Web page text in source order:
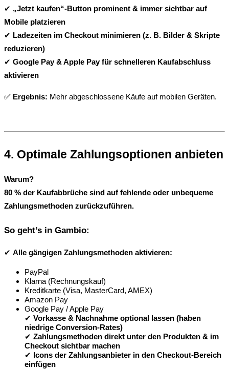
✔ „Jetzt kaufen“-Button prominent & immer sichtbar auf
Mobile platzieren
✔ Ladezeiten im Checkout minimieren (z. B. Bilder & Skripte
reduzieren)
✔ Google Pay & Apple Pay für schnelleren Kaufabschluss
aktivieren
✅ Ergebnis: Mehr abgeschlossene Käufe auf mobilen Geräten.
4. Optimale Zahlungsoptionen anbieten
Warum?
80 % der Kaufabbrüche sind auf fehlende oder unbequeme
Zahlungsmethoden zurückzuführen.
So geht’s in Gambio:
✔ Alle gängigen Zahlungsmethoden aktivieren:
PayPal
Klarna (Rechnungskauf)
Kreditkarte (Visa, MasterCard, AMEX)
Amazon Pay
Google Pay / Apple Pay
✔ Vorkasse & Nachnahme optional lassen (haben
niedrige Conversion-Rates)
✔ Zahlungsmethoden direkt unter den Produkten & im
Checkout sichtbar machen
✔
Icons der Zahlungsanbieter in den Checkout-Bereich
einfügen